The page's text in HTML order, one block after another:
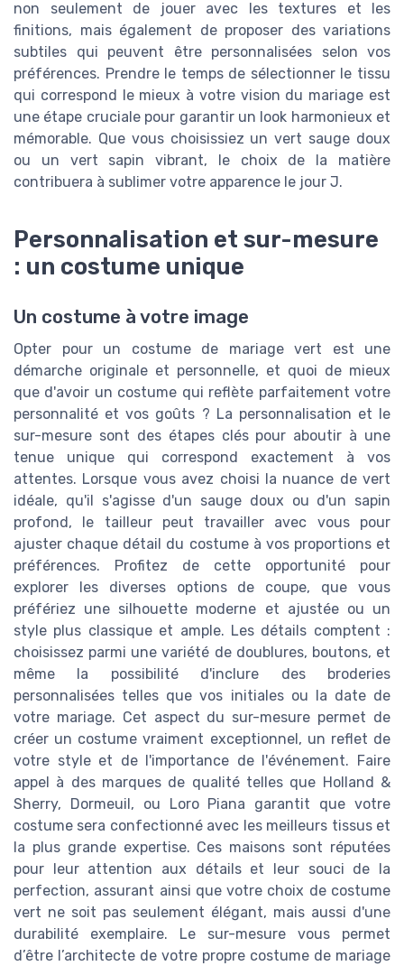
non seulement de jouer avec les textures et les
finitions, mais également de proposer des variations
subtiles qui peuvent être personnalisées selon vos
préférences. Prendre le temps de sélectionner le tissu
qui correspond le mieux à votre vision du mariage est
une étape cruciale pour garantir un look harmonieux et
mémorable. Que vous choisissiez un vert sauge doux
ou un vert sapin vibrant, le choix de la matière
contribuera à sublimer votre apparence le jour J.
Personnalisation et sur-mesure
: un costume unique
Un costume à votre image
Opter pour un costume de mariage vert est une
démarche originale et personnelle, et quoi de mieux
que d'avoir un costume qui reflète parfaitement votre
personnalité et vos goûts ? La personnalisation et le
sur-mesure sont des étapes clés pour aboutir à une
tenue unique qui correspond exactement à vos
attentes. Lorsque vous avez choisi la nuance de vert
idéale, qu'il s'agisse d'un sauge doux ou d'un sapin
profond, le tailleur peut travailler avec vous pour
ajuster chaque détail du costume à vos proportions et
préférences. Profitez de cette opportunité pour
explorer les diverses options de coupe, que vous
préfériez une silhouette moderne et ajustée ou un
style plus classique et ample. Les détails comptent :
choisissez parmi une variété de doublures, boutons, et
même la possibilité d'inclure des broderies
personnalisées telles que vos initiales ou la date de
votre mariage. Cet aspect du sur-mesure permet de
créer un costume vraiment exceptionnel, un reflet de
votre style et de l'importance de l'événement. Faire
appel à des marques de qualité telles que Holland &
Sherry, Dormeuil, ou Loro Piana garantit que votre
costume sera confectionné avec les meilleurs tissus et
la plus grande expertise. Ces maisons sont réputées
pour leur attention aux détails et leur souci de la
perfection, assurant ainsi que votre choix de costume
vert ne soit pas seulement élégant, mais aussi d'une
durabilité exemplaire. Le sur-mesure vous permet
d’être l’architecte de votre propre costume de mariage